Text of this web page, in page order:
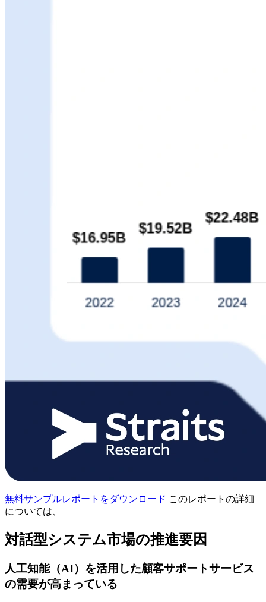
無料サンプルレポートをダウンロード このレポートの詳細
については、
対話型システム市場の推進要因
人工知能（AI）を活用した顧客サポートサービス
の需要が高まっている